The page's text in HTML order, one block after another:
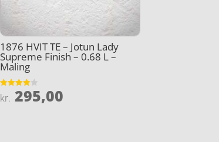
1876 HVIT TE – Jotun Lady
Supreme Finish – 0.68 L –
Maling
Vurderet
3.9
kr. 295,00